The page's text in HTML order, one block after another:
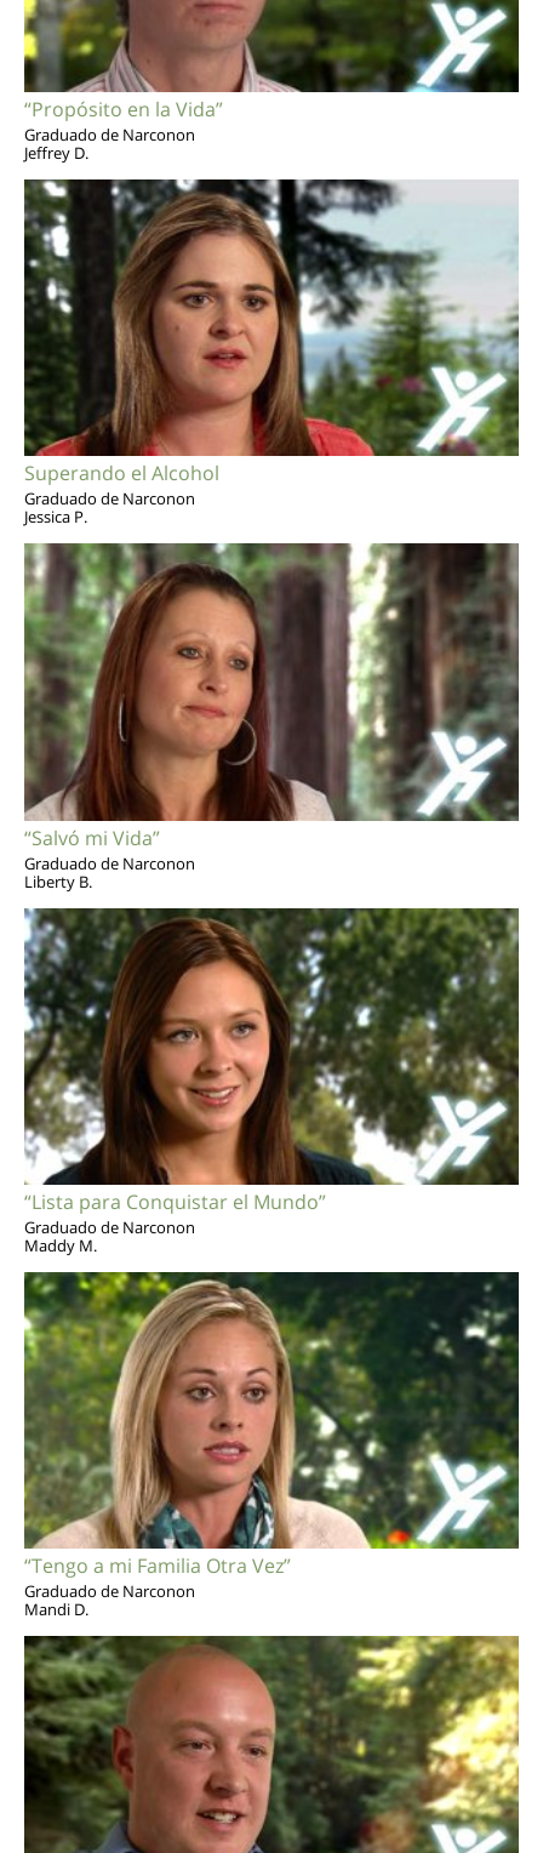
“Propósito en la Vida”
Graduado de Narconon
Jeffrey D.
Superando el Alcohol
Graduado de Narconon
Jessica P.
“Salvó mi Vida”
Graduado de Narconon
Liberty B.
“Lista para Conquistar el Mundo”
Graduado de Narconon
Maddy M.
“Tengo a mi Familia Otra Vez”
Graduado de Narconon
Mandi D.